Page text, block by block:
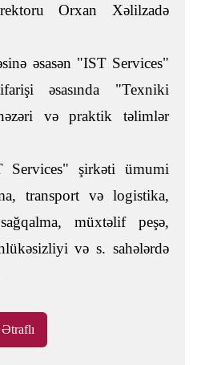
Orxan Xəlilzadə
əsasən "IST Services"
əsasında "Texniki
və praktik təlimlər
şirkəti ümumi
transport və logistika,
müxtəlif peşə,
və s. sahələrdə
Ətraflı